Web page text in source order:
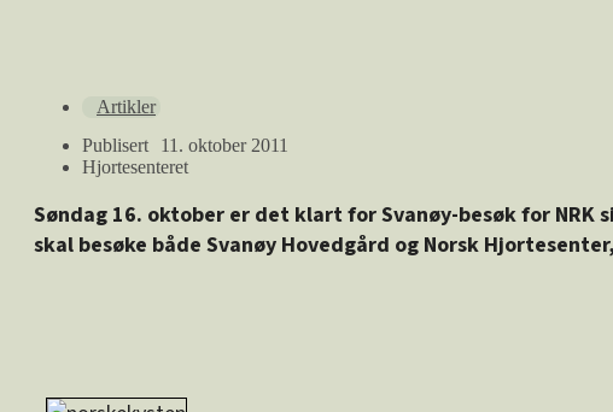
Artikler
Publisert
11. oktober 2011
Hjortesenteret
Søndag 16. oktober er det klart for Svanøy-besøk for NRK
skal besøke både Svanøy Hovedgård og Norsk